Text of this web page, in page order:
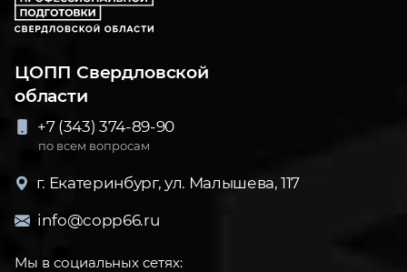
ЦОПП Свердловской
области
+7 (343) 374-89-90
по всем вопросам
г. Екатеринбург, ул. Малышева, 117
info@copp66.ru
Мы в социальных сетях: